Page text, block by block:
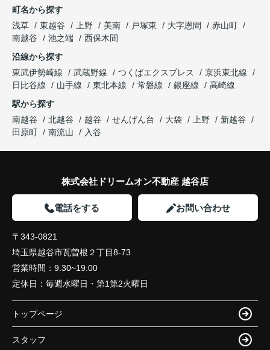
町名から探す
浅草
東越谷 上野 美南 戸塚東 大字恩間
赤山町
南越谷
池之端
西保木間
沿線から探す
東武伊勢崎線
武蔵野線 つくばエクスプレス
京浜東北線
日比谷線
山手線 東北本線 常磐線 銀座線
高崎線
駅から探す
南越谷
北越谷 越谷 せんげん台 大袋 上野
新越谷
田原町
南流山 入谷
株式会社ドリームオン不動産 越谷店
電話をする お問い合わせ
〒343-0821
埼玉県越谷市瓦曽根２丁目8-73
営業時間： 9:30~19:00
定休日： 毎週水曜日・第1第2火曜日
トップページ
スタッフ